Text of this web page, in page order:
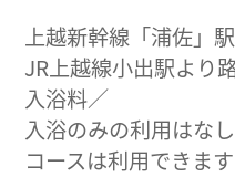
上越新幹線「浦佐」
JR上越線小出駅より
入浴料／
入浴のみの利用はな
コースは利用できます